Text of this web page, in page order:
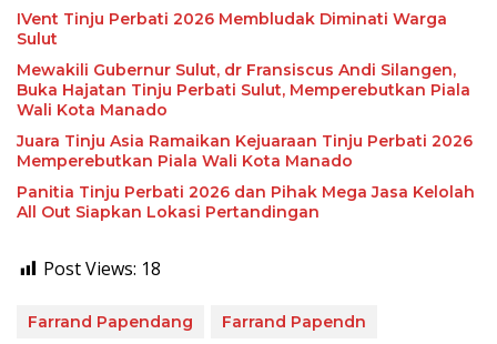
IVent Tinju Perbati 2026 Membludak Diminati Warga
Sulut
Mewakili Gubernur Sulut, dr Fransiscus Andi Silangen,
Buka Hajatan Tinju Perbati Sulut, Memperebutkan Piala
Wali Kota Manado
Juara Tinju Asia Ramaikan Kejuaraan Tinju Perbati 2026
Memperebutkan Piala Wali Kota Manado
Panitia Tinju Perbati 2026 dan Pihak Mega Jasa Kelolah
All Out Siapkan Lokasi Pertandingan
Post Views: 18
Farrand Papendang
Farrand Papendn